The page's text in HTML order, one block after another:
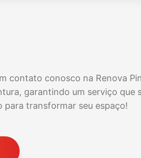
contato conosco na Renova
garantindo um serviço que
para transformar seu espaço!